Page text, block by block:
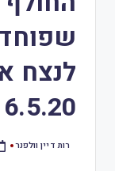
לנצח
רות דיין וולפנר